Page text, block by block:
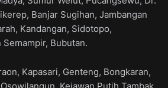
Banjar Sugihan, Jambangan
Kandangan, Sidotopo,
Bubutan.
Kapasari, Genteng, Bongkaran,